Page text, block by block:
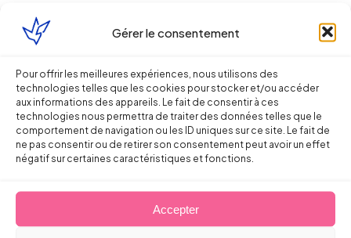
Gérer le consentement
Pour offrir les meilleures expériences, nous utilisons des
technologies telles que les cookies pour stocker et/ou accéder
aux informations des appareils. Le fait de consentir à ces
technologies nous permettra de traiter des données telles que le
comportement de navigation ou les ID uniques sur ce site. Le fait de
ne pas consentir ou de retirer son consentement peut avoir un effet
négatif sur certaines caractéristiques et fonctions.
Accepter
Continuer la lecture
Licenciement verbal : dans quels cas